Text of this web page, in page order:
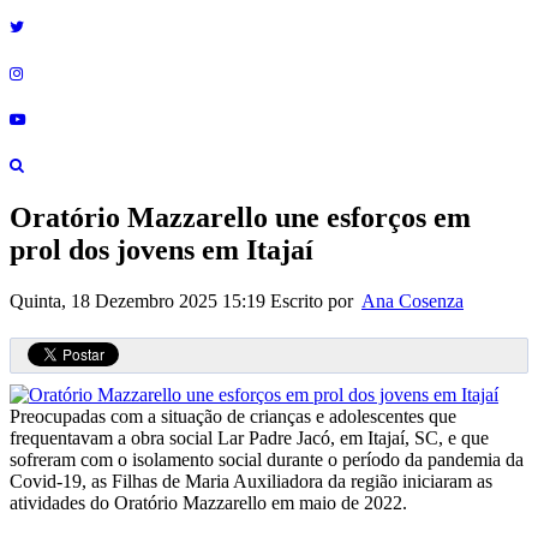
Oratório Mazzarello une esforços em
prol dos jovens em Itajaí
Quinta, 18 Dezembro 2025 15:19 Escrito por Ana Cosenza
Preocupadas com a situação de crianças e adolescentes que
frequentavam a obra social Lar Padre Jacó, em Itajaí, SC, e que
sofreram com o isolamento social durante o período da pandemia da
Covid-19, as Filhas de Maria Auxiliadora da região iniciaram as
atividades do Oratório Mazzarello em maio de 2022.